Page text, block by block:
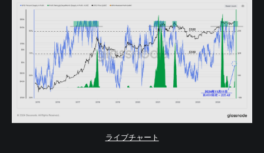
ライブチャート